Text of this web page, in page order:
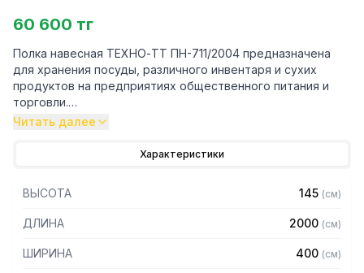
60 600 тг
Полка навесная ТЕХНО-ТТ ПН-711/2004 предназначена
для хранения посуды, различного инвентаря и сухих
продуктов на предприятиях общественного питания и
торговли.
боковых кронштейнов. Кронштейн крепления может быть,
размещение полок одна над другой. Полка поставляется
в разобранном виде.
Особенности:
Читать далее
Характеристики
ВЫСОТА 145 (см)
ДЛИНА 2000 (см)
ШИРИНА 400 (см)